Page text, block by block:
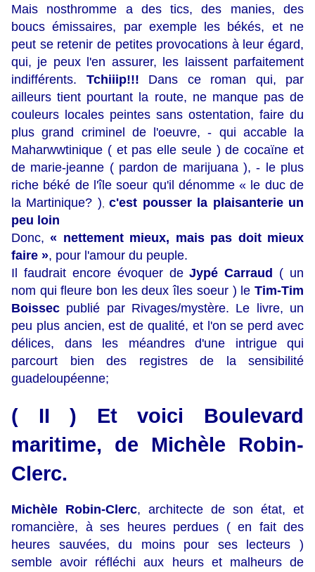
Mais nosthromme a des tics, des manies, des
boucs émissaires, par exemple les békés, et ne
peut se retenir de petites provocations à leur égard,
qui, je peux l'en assurer, les laissent parfaitement
indifférents. Tchiiip!!! Dans ce roman qui, par
ailleurs tient pourtant la route, ne manque pas de
couleurs locales peintes sans ostentation, faire du
plus grand criminel de l'oeuvre, - qui accable la
Maharwwtinique ( et pas elle seule ) de cocaïne et
de marie-jeanne ( pardon de marijuana ), - le plus
riche béké de l'île soeur qu'il dénomme « le duc de
la Martinique? ) ,c'est pousser la plaisanterie un
peu loin
Donc,« nettement mieux, mais pas doit mieux
faire », pour l'amour du peuple.
Il faudrait encore évoquer deJypé Carraud
( un
nom qui fleure bon les deux îles soeur ) le Tim-Tim
Boissec publié par Rivages/mystère. Le livre, un
peu plus ancien, est de qualité, et l'on se perd avec
délices, dans les méandres d'une intrigue qui
parcourt bien des registres de la sensibilité
guadeloupéenne;
( II ) Et voici Boulevard
maritime, de Michèle Robin-
Clerc.
Michèle Robin-Clerc, architecte de son état, et
romancière, à ses heures perdues ( en fait des
heures sauvées, du moins pour ses lecteurs )
semble avoir réfléchi aux heurs et malheurs de